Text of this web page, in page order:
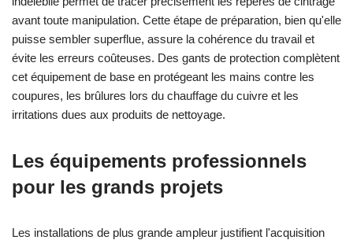
avant toute manipulation. Cette étape de préparation, bien qu'elle
puisse sembler superflue, assure la cohérence du travail et
évite les erreurs coûteuses. Des gants de protection complètent
cet équipement de base en protégeant les mains contre les
coupures, les brûlures lors du chauffage du cuivre et les
irritations dues aux produits de nettoyage.
Les équipements professionnels
pour les grands projets
Les installations de plus grande ampleur justifient l'acquisition